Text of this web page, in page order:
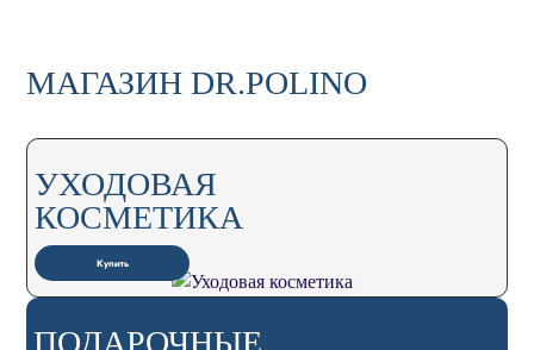
МАГАЗИН DR.POLINO
УХОДОВАЯ
КОСМЕТИКА
Купить